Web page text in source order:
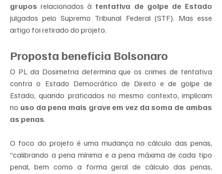
grupos relacionados à tentativa de golpe de Estado
julgados pelo Supremo Tribunal Federal (STF). Mas esse
artigo foi retirado do projeto.
Proposta beneficia Bolsonaro
O PL da Dosimetria determina que os crimes de tentativa
contra o Estado Democrático de Direito e de golpe de
Estado, quando praticados no mesmo contexto, implicam
no uso da pena mais grave em vez da soma de ambas
as penas.
O foco do projeto é uma mudança no cálculo das penas,
“calibrando a pena mínima e a pena máxima de cada tipo
penal, bem como a forma geral de cálculo das penas,